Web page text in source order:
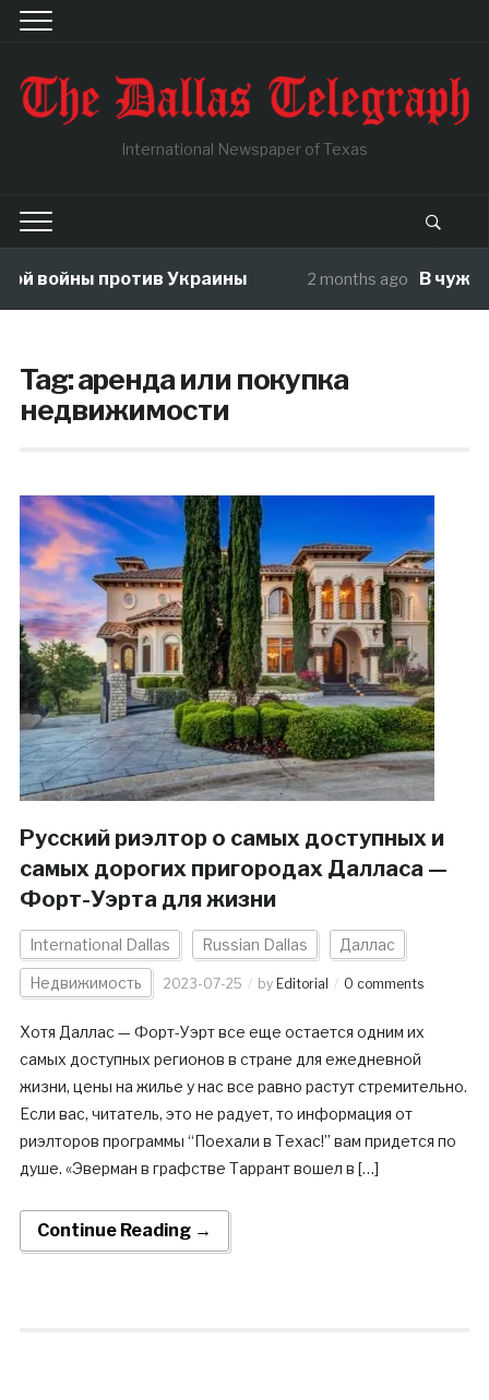
International Newspaper of Texas
против Украины 2 months ago В чужой
Tag:аренда или покупка
недвижимости
Русский риэлтор о самых доступных и
самых дорогих пригородах Далласа —
Форт-Уэрта для жизни
International Dallas Russian Dallas Даллас
Недвижимость 2023-07-25 by Editorial 0 comments
Хотя Даллас — Форт-Уэрт все еще остается одним их
самых доступных регионов в стране для ежедневной
жизни, цены на жилье у нас все равно растут стремительно.
Если вас, читатель, это не радует, то информация от
риэлторов программы “Поехали в Техас!” вам придется по
душе. «Эверман в графстве Таррант вошел в […]
Continue Reading →